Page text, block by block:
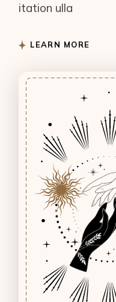
itation ulla
LEARN MORE